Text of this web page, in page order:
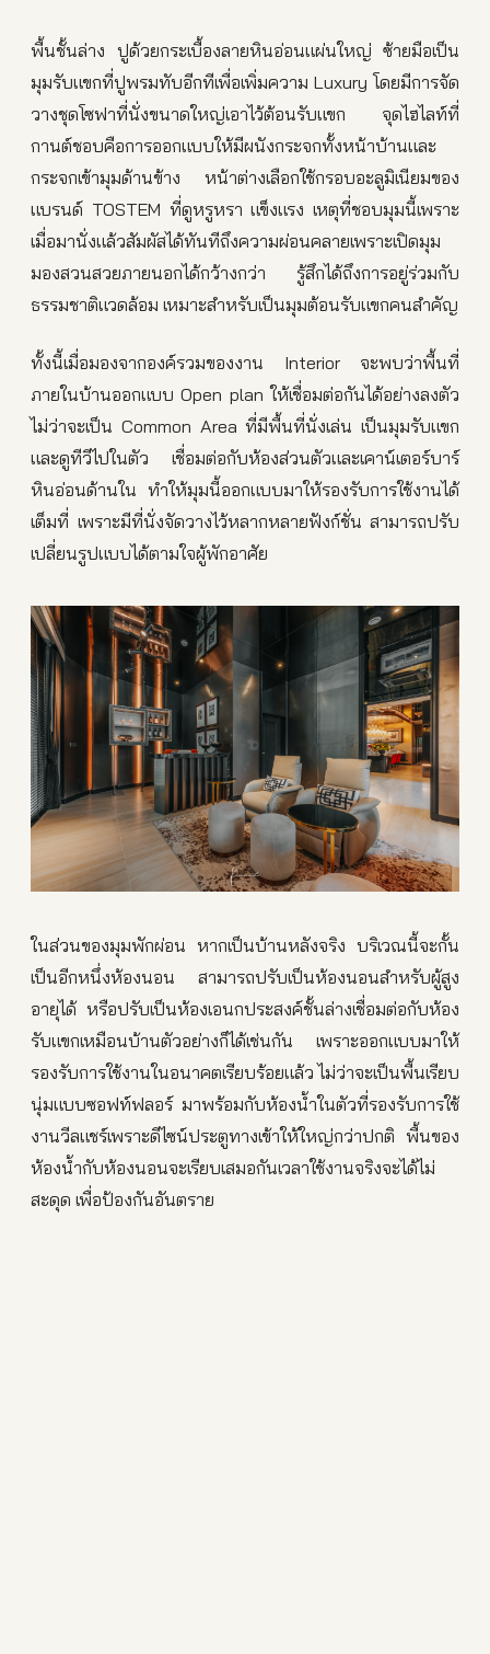
พื้นชั้นล่าง ปูด้วยกระเบื้องลายหินอ่อนแผ่นใหญ่ ซ้ายมือเป็น
มุมรับแขกที่ปูพรมทับอีกทีเพื่อเพิ่มความ Luxury โดยมีการจัด
วางชุดโซฟาที่นั่งขนาดใหญ่เอาไว้ต้อนรับแขก จุดไฮไลท์ที่
กานต์ชอบคือการออกแบบให้มีผนังกระจกทั้งหน้าบ้านและ
กระจกเข้ามุมด้านข้าง หน้าต่างเลือกใช้กรอบอะลูมิเนียมของ
แบรนด์ TOSTEM ที่ดูหรูหรา แข็งแรง เหตุที่ชอบมุมนี้เพราะ
เมื่อมานั่งแล้วสัมผัสได้ทันทีถึงความผ่อนคลายเพราะเปิดมุม
มองสวนสวยภายนอกได้กว้างกว่า รู้สึกได้ถึงการอยู่ร่วมกับ
ธรรมชาติแวดล้อม เหมาะสำหรับเป็นมุมต้อนรับแขกคนสำคัญ
ทั้งนี้เมื่อมองจากองค์รวมของงาน Interior จะพบว่าพื้นที่
ภายในบ้านออกแบบ Open plan ให้เชื่อมต่อกันได้อย่างลงตัว
ไม่ว่าจะเป็น Common Area ที่มีพื้นที่นั่งเล่น เป็นมุมรับแขก
และดูทีวีไปในตัว เชื่อมต่อกับห้องส่วนตัวและเคาน์เตอร์บาร์
หินอ่อนด้านใน ทำให้มุมนี้ออกแบบมาให้รองรับการใช้งานได้
เต็มที่ เพราะมีที่นั่งจัดวางไว้หลากหลายฟังก์ชั่น สามารถปรับ
เปลี่ยนรูปแบบได้ตามใจผู้พักอาศัย
ในส่วนของมุมพักผ่อน หากเป็นบ้านหลังจริง บริเวณนี้จะกั้น
เป็นอีกหนึ่งห้องนอน สามารถปรับเป็นห้องนอนสำหรับผู้สูง
อายุได้ หรือปรับเป็นห้องเอนกประสงค์ชั้นล่างเชื่อมต่อกับห้อง
รับแขกเหมือนบ้านตัวอย่างก็ได้เช่นกัน เพราะออกแบบมาให้
รองรับการใช้งานในอนาคตเรียบร้อยแล้ว ไม่ว่าจะเป็นพื้นเรียบ
นุ่มแบบซอฟท์ฟลอร์ มาพร้อมกับห้องน้ำในตัวที่รองรับการใช้
งานวีลแชร์เพราะดีไซน์ประตูทางเข้าให้ใหญ่กว่าปกติ พื้นของ
ห้องน้ำกับห้องนอนจะเรียบเสมอกันเวลาใช้งานจริงจะได้ไม่
สะดุด เพื่อป้องกันอันตราย